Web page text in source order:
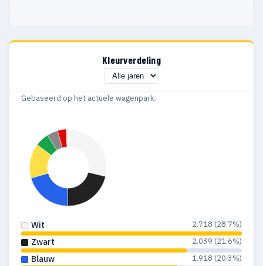
Kleurverdeling
Gebaseerd op het actuele wagenpark.
Wit 2.718 (28.7%)
Zwart 2.039 (21.6%)
Blauw 1.918 (20.3%)